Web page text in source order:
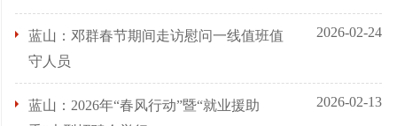
蓝山：邓群春节期间走访慰问一线值班值
守人员
2026-02-24
蓝山：2026年“春风行动”暨“就业援助
2026-02-13